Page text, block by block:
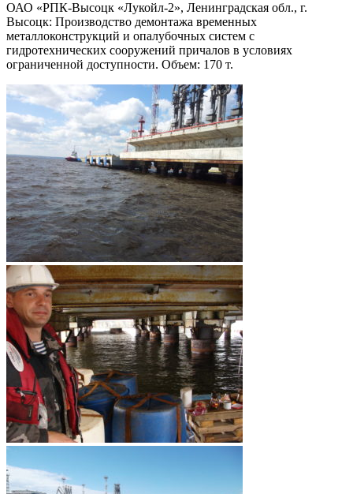
ОАО «РПК-Высоцк «Лукойл-2», Ленинградская обл., г.
Высоцк: Производство демонтажа временных
металлоконструкций и опалубочных систем с
гидротехнических сооружений причалов в условиях
ограниченной доступности. Объем: 170 т.